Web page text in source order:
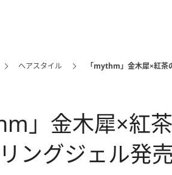
ヘアスタイル 「mythm」金木犀×紅茶
」金木犀×紅
ングジェル発売